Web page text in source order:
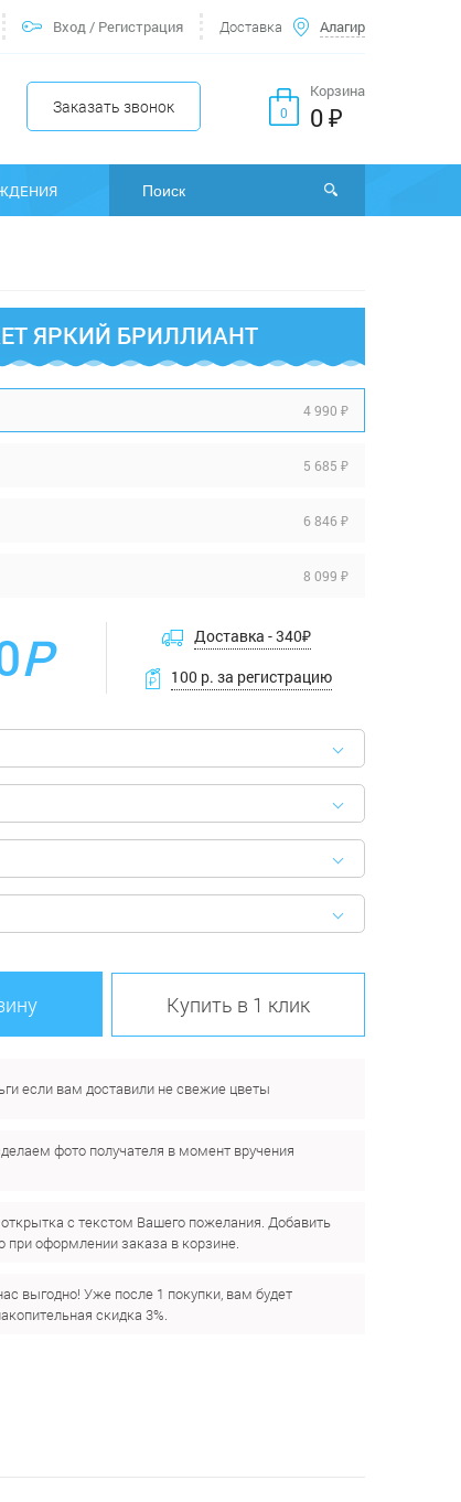
Вход/ Регистрация Доставка Алагир
Заказать звонок 0
Корзина
0 ₽
ЯРКИЙ БРИЛЛИАНТ
4 990 ₽
5 685 ₽
6 846 ₽
8 099 ₽
Р Доставка -340₽
100 р. за регистрацию
Купить в 1 клик
если вам доставили не свежие цветы
фото получателя в момент вручения
с текстом Вашего пожелания. Добавить
при оформлении заказа в корзине.
выгодно! Уже после 1 покупки, вам будет
скидка 3%.